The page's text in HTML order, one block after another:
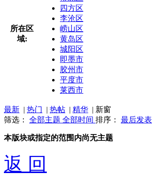
所在区
域:
四方区
李沧区
崂山区
黄岛区
城阳区
即墨市
胶州市
平度市
莱西市
最新 | 热门 | 热帖 | 精华 | 新窗
筛选： 全部主题 全部时间 排序： 最后发表
本版块或指定的范围内尚无主题
返 回